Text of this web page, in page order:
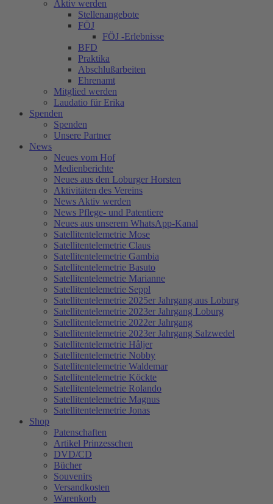
Aktiv werden
Stellenangebote
FÖJ
FÖJ -Erlebnisse
BFD
Praktika
Abschlußarbeiten
Ehrenamt
Mitglied werden
Laudatio für Erika
Spenden
Spenden
Unsere Partner
News
Neues vom Hof
Medienberichte
Neues aus den Loburger Horsten
Aktivitäten des Vereins
News Aktiv werden
News Pflege- und Patentiere
Neues aus unserem WhatsApp-Kanal
Satellitentelemetrie Mose
Satellitentelemetrie Claus
Satellitentelemetrie Gambia
Satellitentelemetrie Basuto
Satellitentelemetrie Marianne
Satellitentelemetrie Seppl
Satellitentelemetrie 2025er Jahrgang aus Loburg
Satellitentelemetrie 2023er Jahrgang Loburg
Satellitentelemetrie 2022er Jahrgang
Satellitentelemetrie 2023er Jahrgang Salzwedel
Satellitentelemetrie Håljer
Satellitentelemetrie Nobby
Satellitentelemetrie Waldemar
Satellitentelemetrie Köckte
Satellitentelemetrie Rolando
Satellitentelemetrie Magnus
Satellitentelemetrie Jonas
Shop
Patenschaften
Artikel Prinzesschen
DVD/CD
Bücher
Souvenirs
Versandkosten
Warenkorb